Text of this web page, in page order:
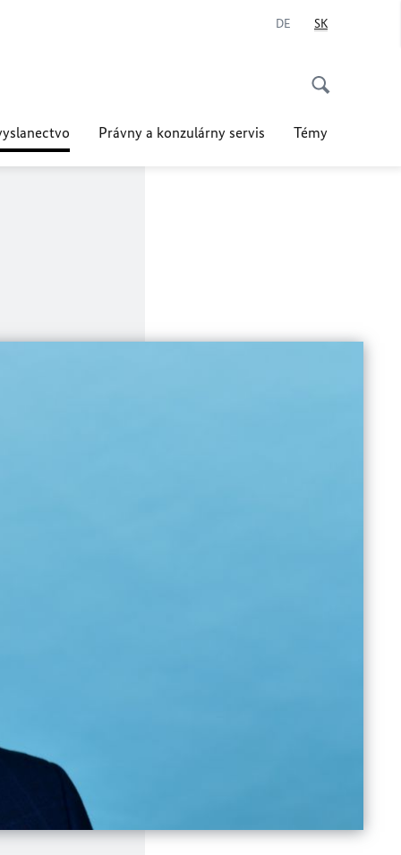
DE SK
Právny a konzulárny servis Témy